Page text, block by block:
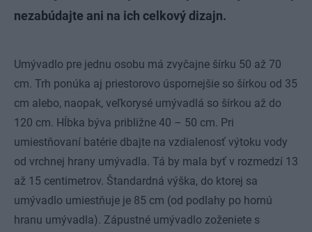
nezabúdajte ani na ich celkový dizajn.
Umývadlo pre jednu osobu má zvyčajne šírku 50 až 70
cm. Trh ponúka aj priestorovo úspornejšie so šírkou od 35
cm alebo, naopak, veľkorysé umývadlá so šírkou až do
120 cm. Hĺbka býva približne 40 – 50 cm. Pri
umiestňovaní batérie dbajte na vzdialenosť výtoku vody
od vrchnej hrany umývadla. Tá by mala byť v rozmedzí 13
až 15 centimetrov. Štandardná výška, do ktorej sa
umývadlo umiestňuje je 85 cm (od podlahy po hornú
hranu umývadla). Zápustné umývadlo zoženiete s